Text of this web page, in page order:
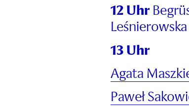
12 Uhr
Leśnierowska
13 Uhr
Agata
Paweł